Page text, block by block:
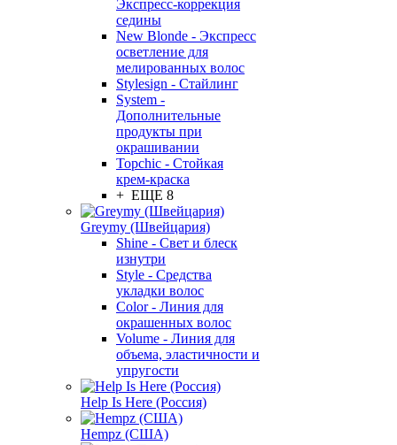
Экспресс-коррекция
седины
New Blonde - Экспресс
осветление для
мелированных волос
Stylesign - Стайлинг
System -
Дополнительные
продукты при
окрашивании
Topchic - Стойкая
крем-краска
+ ЕЩЕ 8
Greymy (Швейцария)
Shine - Свет и блеск
изнутри
Style - Средства
укладки волос
Color - Линия для
окрашенных волос
Volume - Линия для
объема, эластичности и
упругости
Help Is Here (Россия)
Hempz (США)